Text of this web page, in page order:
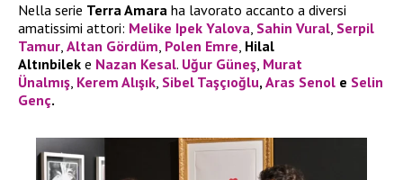
Nella serie Terra Amara ha lavorato accanto a diversi
amatissimi attori: Melike Ipek Yalova, Sahin Vural, Serpil
Tamur, Altan Gördüm, Polen Emre, Hilal
Altınbilek e Nazan Kesal. Uğur Güneş, Murat
Ünalmış, Kerem Alışık, Sibel Taşçıoğlu,Aras Senol e Selin
Genç.